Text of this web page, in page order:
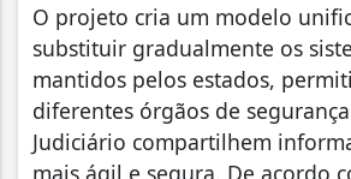
O projeto cria um modelo
substituir gradualmente os
mantidos pelos estados,
diferentes órgãos de
Judiciário compartilhem
mais ágil e segura. De acordo